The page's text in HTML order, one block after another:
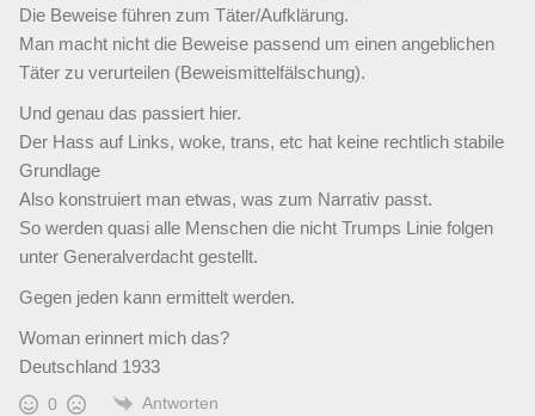
Die Beweise führen zum Täter/Aufklärung.
Man macht nicht die Beweise passend um einen angeblichen
Täter zu verurteilen (Beweismittelfälschung).
Und genau das passiert hier.
Der Hass auf Links, woke, trans, etc hat keine rechtlich stabile
Grundlage
Also konstruiert man etwas, was zum Narrativ passt.
So werden quasi alle Menschen die nicht Trumps Linie folgen
unter Generalverdacht gestellt.
Gegen jeden kann ermittelt werden.
Woman erinnert mich das?
Deutschland 1933
0 Antworten